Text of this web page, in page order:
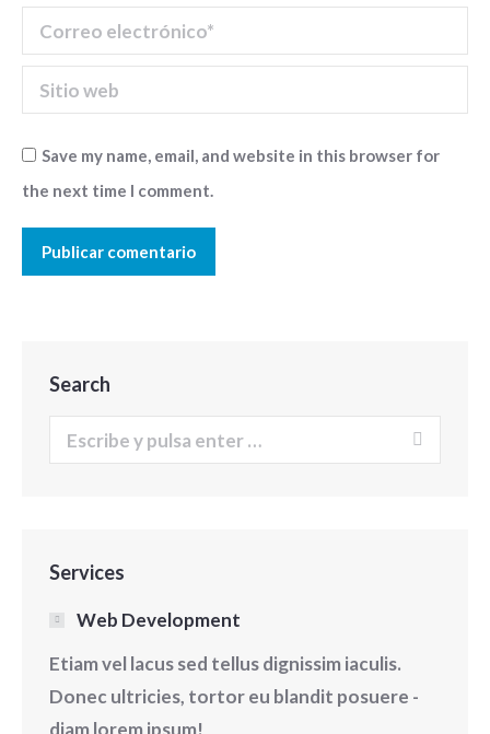
Correo electrónico *
Sitio web
Save my name, email, and website in this browser for
the next time I comment.
Publicar comentario
Search
Buscar:
Services
Web Development
Etiam vel lacus sed tellus dignissim iaculis.
Donec ultricies, tortor eu blandit posuere -
diam lorem ipsum!